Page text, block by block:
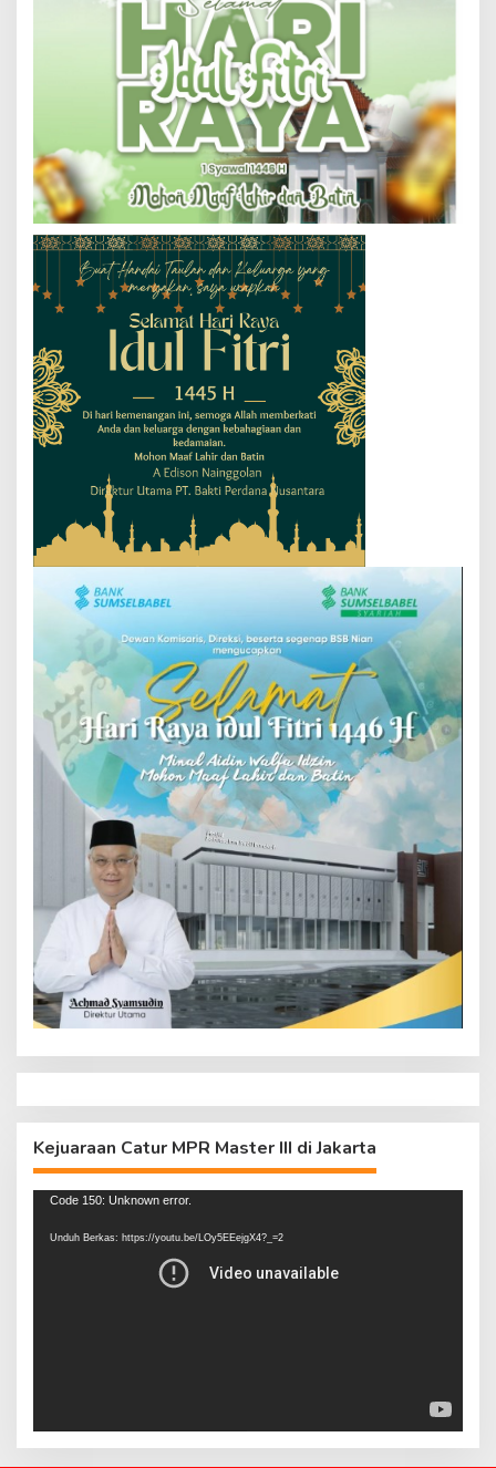
Kejuaraan Catur MPR Master III di Jakarta
Pemutar
Code 150: Unknown error.
Unduh Berkas: https://youtu.be/LOy5EEejgX4?_=2